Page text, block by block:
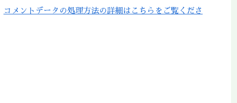
コメントデータの処理方法の詳細はこちらをご覧くださ